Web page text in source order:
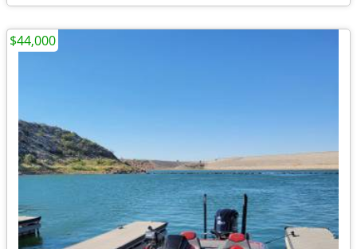
$44,000